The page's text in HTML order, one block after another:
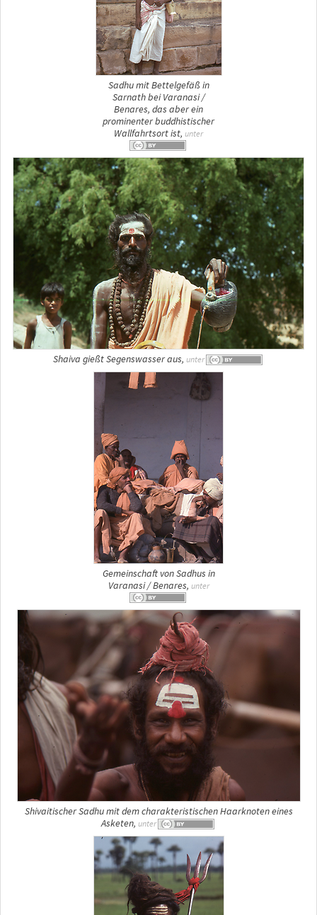
Sadhu mit Bettelgefäß in
Sarnath bei Varanasi /
Benares, das aber ein
prominenter buddhistischer
Wallfahrtsort ist, unter
Shaiva gießt Segenswasser aus, unter
Gemeinschaft von Sadhus in
Varanasi / Benares, unter
Shivaitischer Sadhu mit dem charakteristischen Haarknoten eines
Asketen, unter